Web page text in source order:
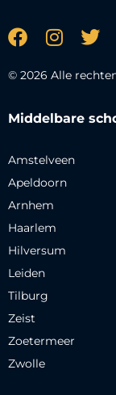
© 2026 Alle
Middelbare
Amstelveen
Apeldoorn
Arnhem
Haarlem
Hilversum
Leiden
Tilburg
Zeist
Zoetermeer
Zwolle